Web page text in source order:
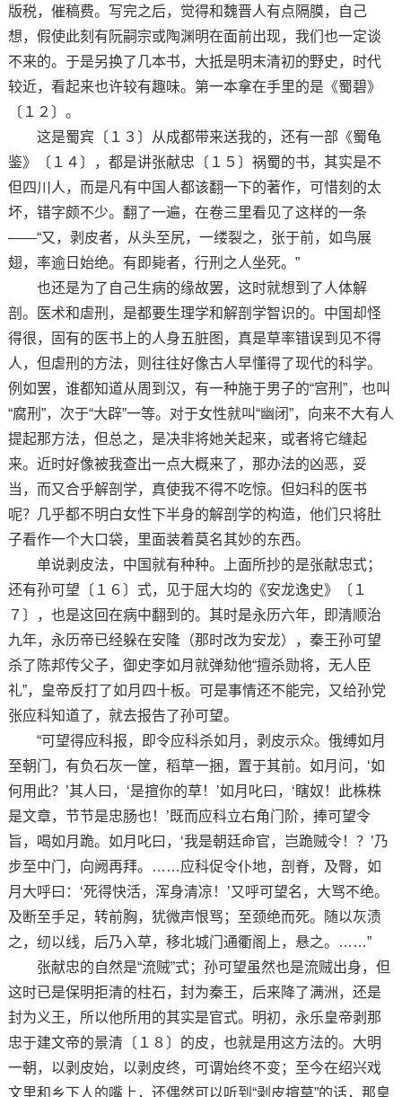
版税，催稿费。写完之后，觉得和魏晋人有点隔膜，自己
想，假使此刻有阮嗣宗或陶渊明在面前出现，我们也一定谈
不来的。于是另换了几本书，大抵是明末清初的野史，时代
较近，看起来也许较有趣味。第一本拿在手里的是《蜀碧》
〔１２〕。
这是蜀宾〔１３〕从成都带来送我的，还有一部《蜀龟
鉴》〔１４〕，都是讲张献忠〔１５〕祸蜀的书，其实是不
但四川人，而是凡有中国人都该翻一下的著作，可惜刻的太
坏，错字颇不少。翻了一遍，在卷三里看见了这样的一条
——“又，剥皮者，从头至尻，一缕裂之，张于前，如鸟展
翅，率逾日始绝。有即毙者，行刑之人坐死。”
也还是为了自己生病的缘故罢，这时就想到了人体解
剖。医术和虐刑，是都要生理学和解剖学智识的。中国却怪
得很，固有的医书上的人身五脏图，真是草率错误到见不得
人，但虐刑的方法，则往往好像古人早懂得了现代的科学。
例如罢，谁都知道从周到汉，有一种施于男子的“宫刑”，也叫
“腐刑”，次于“大辟”一等。对于女性就叫“幽闭”，向来不大有人
提起那方法，但总之，是决非将她关起来，或者将它缝起
来。近时好像被我查出一点大概来了，那办法的凶恶，妥
当，而又合乎解剖学，真使我不得不吃惊。但妇科的医书
呢？几乎都不明白女性下半身的解剖学的构造，他们只将肚
子看作一个大口袋，里面装着莫名其妙的东西。
单说剥皮法，中国就有种种。上面所抄的是张献忠式；
还有孙可望〔１６〕式，见于屈大均的《安龙逸史》〔１
７〕，也是这回在病中翻到的。其时是永历六年，即清顺治
九年，永历帝已经躲在安隆（那时改为安龙），秦王孙可望
杀了陈邦传父子，御史李如月就弹劾他“擅杀勋将，无人臣
礼”，皇帝反打了如月四十板。可是事情还不能完，又给孙党
张应科知道了，就去报告了孙可望。
“可望得应科报，即令应科杀如月，剥皮示众。俄缚如月
至朝门，有负石灰一筐，稻草一捆，置于其前。如月问，‘如
何用此？’其人曰，‘是揎你的草！’如月叱曰，‘瞎奴！此株株
是文章，节节是忠肠也！’既而应科立右角门阶，捧可望令
旨，喝如月跪。如月叱曰，‘我是朝廷命官，岂跪贼令！？’乃
步至中门，向阙再拜。……应科促令仆地，剖脊，及臀，如
月大呼曰：‘死得快活，浑身清凉！’又呼可望名，大骂不绝。
及断至手足，转前胸，犹微声恨骂；至颈绝而死。随以灰渍
之，纫以线，后乃入草，移北城门通衢阁上，悬之。……”
张献忠的自然是“流贼”式；孙可望虽然也是流贼出身，但
这时已是保明拒清的柱石，封为秦王，后来降了满洲，还是
封为义王，所以他所用的其实是官式。明初，永乐皇帝剥那
忠于建文帝的景清〔１８〕的皮，也就是用这方法的。大明
一朝，以剥皮始，以剥皮终，可谓始终不变；至今在绍兴戏
文里和乡下人的嘴上，还偶然可以听到“剥皮揎草”的话，那皇